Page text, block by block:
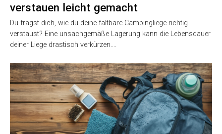
verstauen leicht gemacht
Du fragst dich, wie du deine faltbare Campingliege richtig
verstaust? Eine unsachgemäße Lagerung kann die Lebensdauer
deiner Liege drastisch verkürzen….